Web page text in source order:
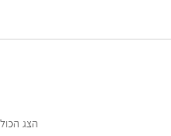
הצג הכול